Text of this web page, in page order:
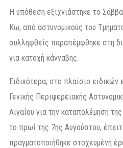
Η υπόθεση εξιχνιάστηκε το
Κω, από αστυνομικούς του
συλληφθείς παραπέμφθηκε στη
για κατοχή κάνναβης.
Ειδικότερα, στο πλαίσιο
Γενικής Περιφερειακής
Αιγαίου για την καταπολέμηση
το πρωί της 7ης Αυγούστου,
πραγματοποιήθηκε στοχευμένη